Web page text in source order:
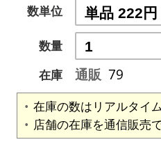
数単位
数量
在庫
通販 79
在庫の数はリアルタイ
店舗の在庫を通信販売